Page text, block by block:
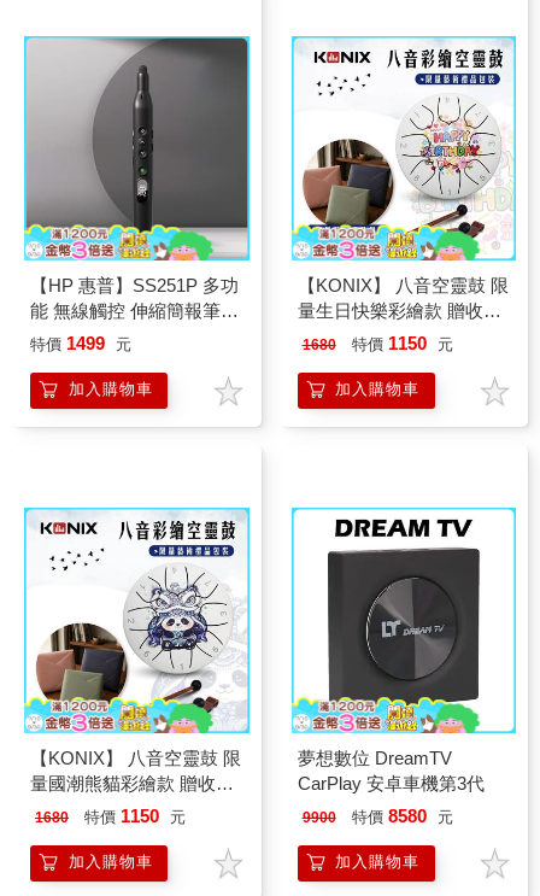
【HP 惠普】SS251P 多功
能 無線觸控 伸縮簡報筆
(綠光充電版）黑
特價 1499 元
加入購物車
【KONIX】 八音空靈鼓 限
量生日快樂彩繪款 贈收納
袋 生日禮物首選 鋼舌鼓療
1680 特價 1150 元
加入購物車
【KONIX】 八音空靈鼓 限
量國潮熊貓彩繪款 贈收納
袋 生日禮物首選 鋼舌鼓療
1680 特價 1150 元
加入購物車
夢想數位 DreamTV
CarPlay 安卓車機第3代
9900 特價 8580 元
加入購物車